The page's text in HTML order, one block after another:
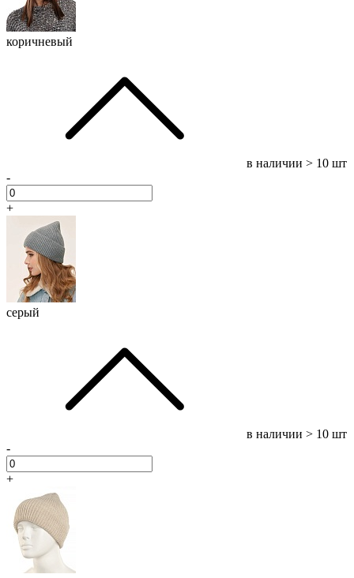
коричневый
в наличии > 10 шт
-
+
серый
в наличии > 10 шт
-
+